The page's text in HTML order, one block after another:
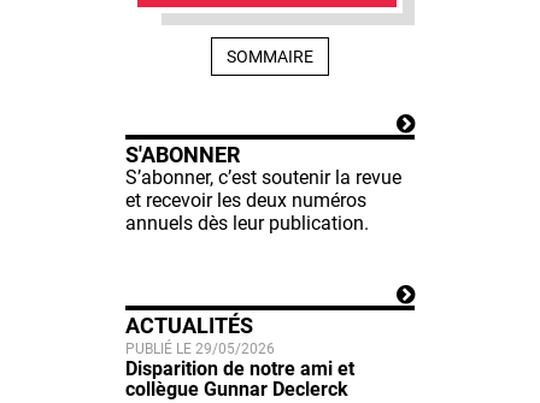
SOMMAIRE
S'ABONNER
S’abonner, c’est soutenir la revue
et recevoir les deux numéros
annuels dès leur publication.
ACTUALITÉS
PUBLIÉ LE 29/05/2026
Disparition de notre ami et
collègue Gunnar Declerck